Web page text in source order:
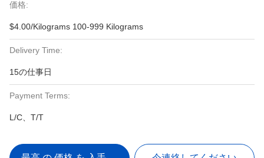
価格:
$4.00/Kilograms 100-999 Kilograms
Delivery Time:
15の仕事日
Payment Terms:
L/C、T/T